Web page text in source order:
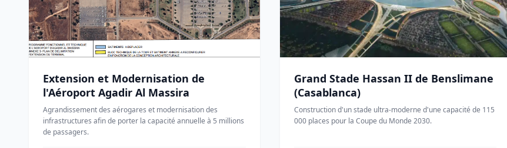
Extension et Modernisation de
l'Aéroport Agadir Al Massira
Agrandissement des aérogares et modernisation des
infrastructures afin de porter la capacité annuelle à 5 millions
de passagers.
Grand Stade Hassan II de Benslimane
(Casablanca)
Construction d'un stade ultra-moderne d'une capacité de 115
000 places pour la Coupe du Monde 2030.